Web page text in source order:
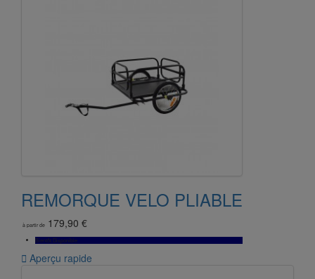
REMORQUE VELO PLIABLE
à partir de 179,90 €
Bientôt Disponible
 Aperçu rapide